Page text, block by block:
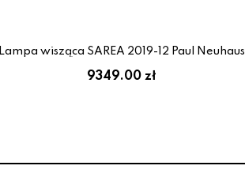
Lampa wisząca SAREA 2019-12 Paul Neuhaus
9349.00 zł